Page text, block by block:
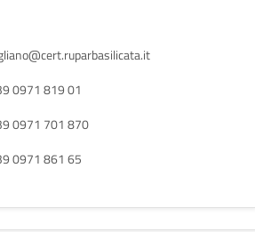
0971 819 01
0971 701 870
0971 861 65